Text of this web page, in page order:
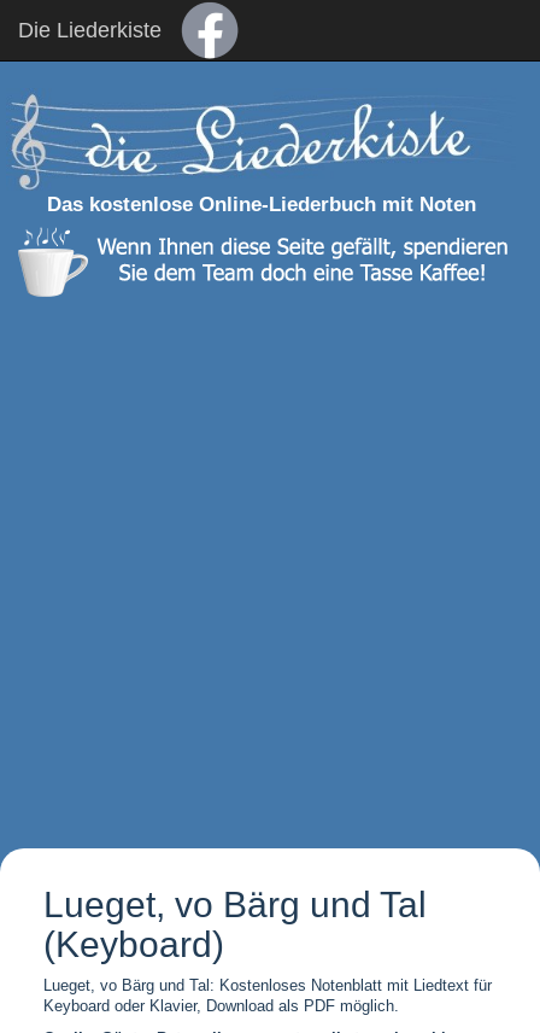
Die Liederkiste
Das kostenlose Online-Liederbuch mit Noten
Lueget, vo Bärg und Tal
(Keyboard)
Lueget, vo Bärg und Tal: Kostenloses Notenblatt mit Liedtext für
Keyboard oder Klavier, Download als PDF möglich.